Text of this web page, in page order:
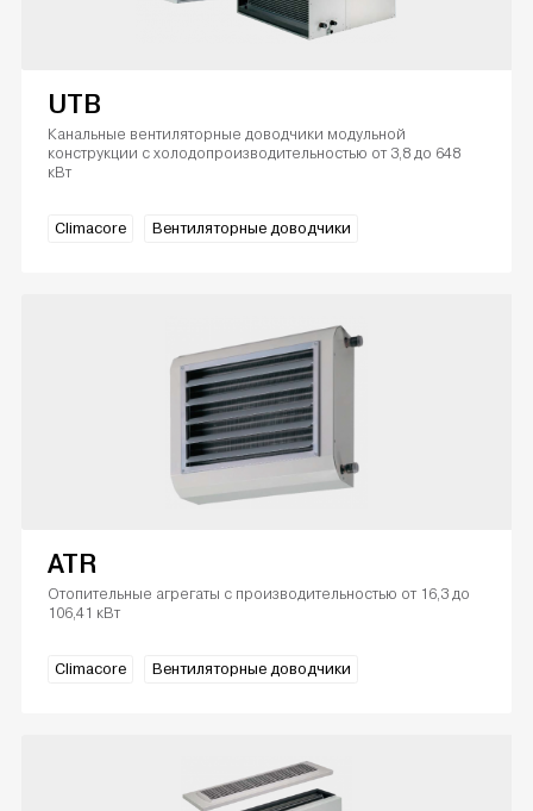
UTB
Канальные вентиляторные доводчики модульной
конструкции с холодопроизводительностью от 3,8 до 648
кВт
Climacore Вентиляторные доводчики
ATR
Отопительные агрегаты с производительностью от 16,3 до
106,41 кВт
Climacore Вентиляторные доводчики